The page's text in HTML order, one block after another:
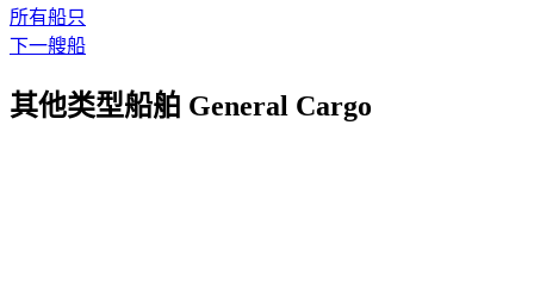
所有船只
下一艘船
其他类型船舶 General Cargo